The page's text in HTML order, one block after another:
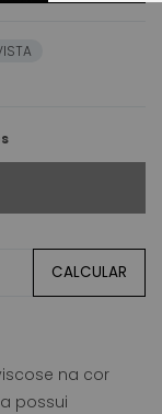
CALCULAR
na cor
possui